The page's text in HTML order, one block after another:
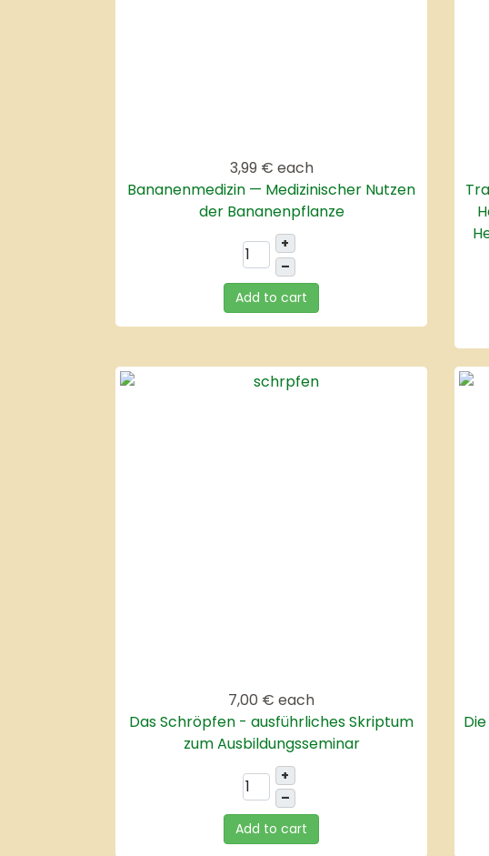
3,99 € each
Bananenmedizin — Medizinischer Nutzen
der Bananenpflanze
+
–
Add to cart
7,00 € each
Das Schröpfen - ausführliches Skriptum
zum Ausbildungsseminar
+
–
Add to cart